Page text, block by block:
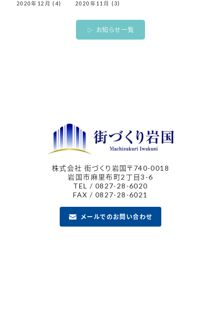
2020年12月 (4) 2020年11月 (3)
お知らせ一覧
株式会社 街づくり岩国 〒740-0018
岩国市麻里布町2丁目3-6
TEL / 0827-28-6020
FAX / 0827-28-6021
メールでのお問い合わせ